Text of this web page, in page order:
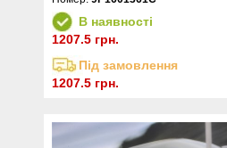
В наявності
1207.5 грн.
Під замовлення
1207.5 грн.